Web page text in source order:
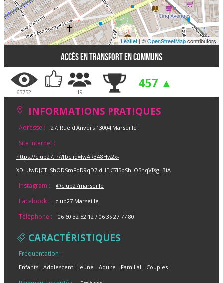
Leaflet | ©OpenStreetMapcontributors
Accès en transport en communs
65752 - 19
457 ▲
INFORMATIONS PRATIQUES
Adresse : 27, Rue d'Anvers 13004 Marseille
Site internet :
https://club27.fr/?fbclid=IwAR3A8Hw2x-
XDLUwDJCT_ShODSmFdD9qD7ldHEJC7l5bSh_O5hqVlXg-i3iA
Instagram : @club27marseille
Facebook : club27.Marseille
Téléphone : 06 60 32 52 12 / 06 35 27 77 80
CARACTÉRISTIQUES
Fréquentation :
Enfants Adolescent Jeune Adulte Familial Couples